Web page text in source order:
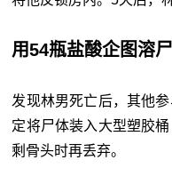
用54瓶盐酸企图溶尸
发现林男死亡后，其他
定将尸体装入大型塑胶
剩骨头时再丢弃。